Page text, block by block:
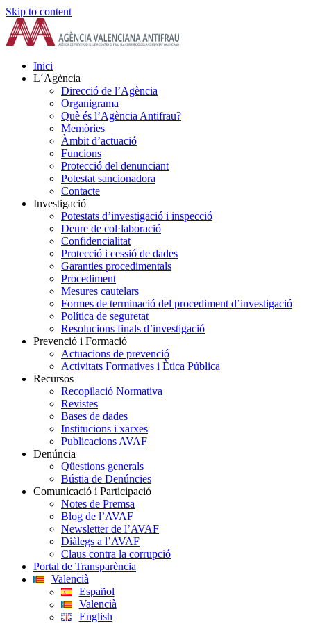
Skip to content
Inici
L´Agència
Direcció de l’Agència
Organigrama
Què és l’Agència Antifrau?
Memòries
Àmbit d’actuació
Funcions
Protecció del denunciant
Potestat sancionadora
Contacte
Investigació
Potestats d’investigació i inspecció
Deure de col·laboració
Confidencialitat
Protecció i cessió de dades
Garanties procedimentals
Procediment
Mesures cautelars
Formes de terminació del procediment d’investigació
Política de seguretat
Resolucions finals d’investigació
Prevenció i Formació
Actuacions de prevenció
Activitats Formatives i Ètica Pública
Recursos
Recopilació Normativa
Revistes
Bases de dades
Institucions i xarxes
Publicacions AVAF
Denúncia
Qüestions generals
Bústia de Denúncies
Comunicació i Participació
Notes de Premsa
Blog de l’AVAF
Newsletter de l’AVAF
Diàlegs a l’AVAF
Claus contra la corrupció
Portal de Transparència
Valencià
Español
Valencià
English